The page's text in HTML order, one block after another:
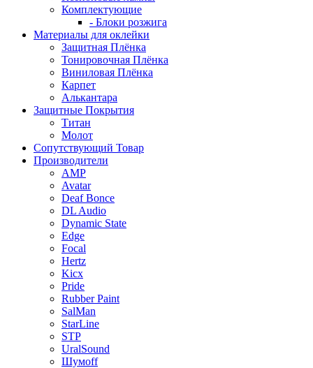
Комплектующие
- Блоки розжига
Материалы для оклейки
Защитная Плёнка
Тонировочная Плёнка
Виниловая Плёнка
Карпет
Алькантара
Защитные Покрытия
Титан
Молот
Сопутствующий Товар
Производители
AMP
Avatar
Deaf Bonce
DL Audio
Dynamic State
Edge
Focal
Hertz
Kicx
Pride
Rubber Paint
SalMan
StarLine
STP
UralSound
Шумoff